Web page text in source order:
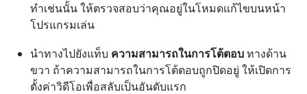
ทําเช่นนั้น ให้ตรวจสอบว่าคุณอยู่ในโหมดแก้ไขบนหน้า
โปรแกรมเล่น
นําทางไปยังแท็บ ความสามารถในการโต้ตอบทางด้าน
ขวา ถ้าความสามารถในการโต้ตอบถูกปิดอยู่ ให้เปิดการ
ตั้งค่าวิดีโอเพื่อสลับเป็นอันดับแรก